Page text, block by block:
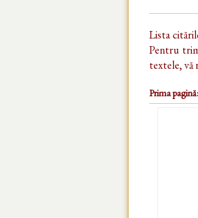
Lista
Pentru
textele, vă
Prima pagină: